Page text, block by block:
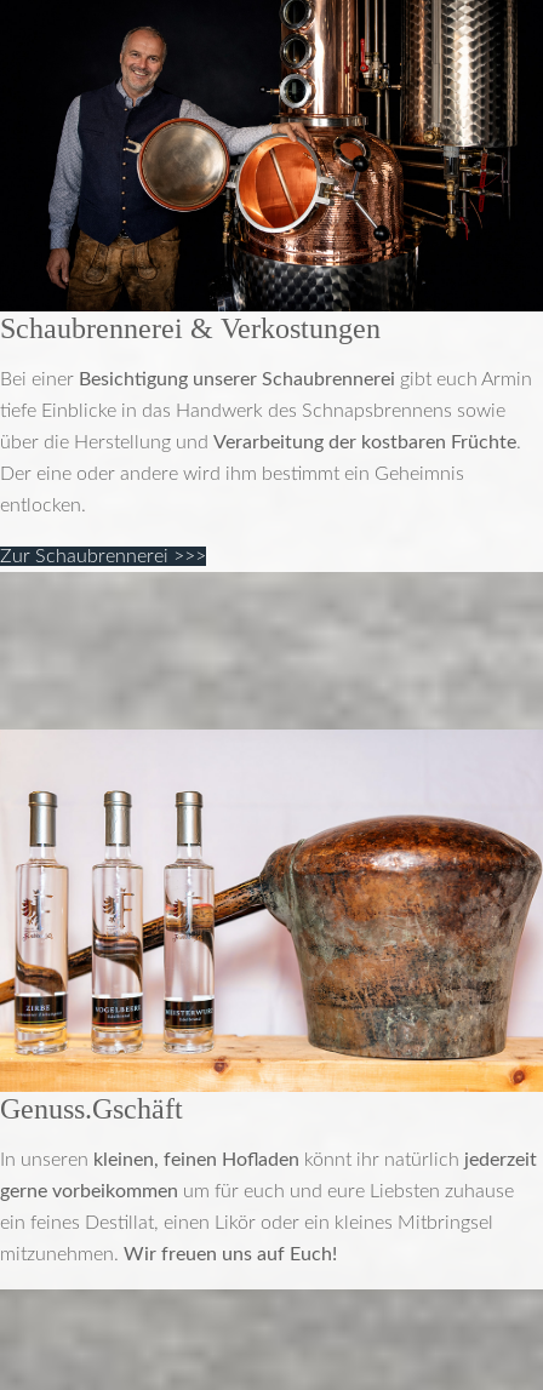
Schaubrennerei & Verkostungen
Bei einer Besichtigung unserer Schaubrennerei gibt euch Armin
tiefe Einblicke in das Handwerk des Schnapsbrennens sowie
über die Herstellung und Verarbeitung der kostbaren Früchte.
Der eine oder andere wird ihm bestimmt ein Geheimnis
entlocken.
Zur Schaubrennerei >>>
Genuss.Gschäft
In unseren kleinen, feinen Hofladen könnt ihr natürlich jederzeit
gerne vorbeikommen um für euch und eure Liebsten zuhause
ein feines Destillat, einen Likör oder ein kleines Mitbringsel
mitzunehmen. Wir freuen uns auf Euch!